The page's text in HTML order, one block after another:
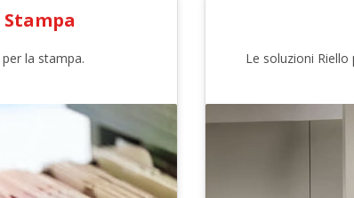
la stampa.
Le soluzioni